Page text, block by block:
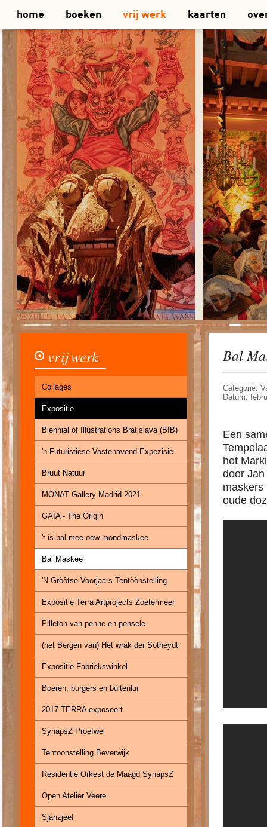
home boeken vrij werk kaarten
vrij werk
Collages
Expositie
Biennial of Illustrations Bratislava (BIB)
'n Futuristiese Vastenavend Expezisie
Bruut Natuur
MONAT Gallery Madrid 2021
GAIA - The Origin
't is bal mee oew mondmaskee
Bal Maskee
'N Gròòtse Voorjaars Tentòònstelling
Expositie Terra Artprojects Zoetermeer
Pilleton van penne en pensele
(het Bergen van) Het wrak der Sotheydt
Expositie Fabriekswinkel
Boeren, burgers en buitenlui
2017 TERRA exposeert
SynapsZ Proefwei
Tentoonstelling Beverwijk
Residentie Orkest de Maagd SynapsZ
Open Atelier Veere
Sjanzjee!
Bal
Categorie:
Datum:
Een
het
door
maskers
oude